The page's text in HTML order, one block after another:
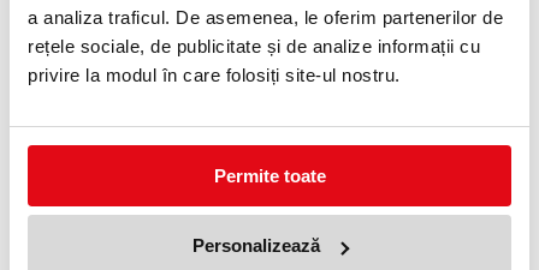
a analiza traficul. De asemenea, le oferim partenerilor de
rețele sociale, de publicitate și de analize informații cu
privire la modul în care folosiți site-ul nostru.
Permite toate
Personalizează
PRODUSE SIMILARE
Pensule drepte 2-4-6 Centrum